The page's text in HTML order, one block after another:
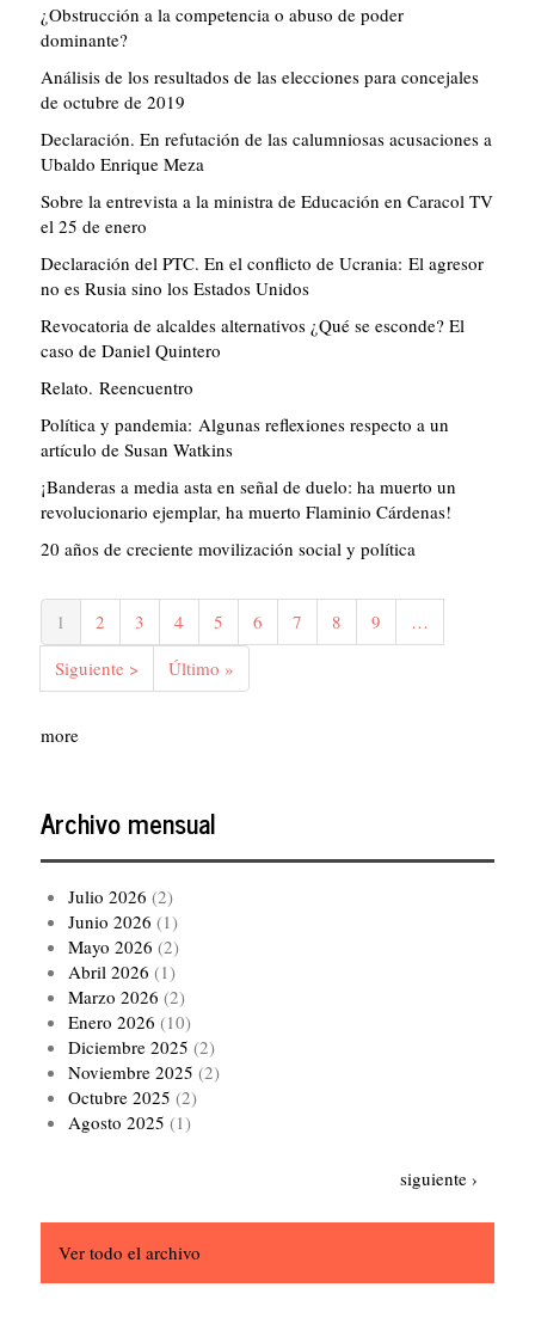
¿Obstrucción a la competencia o abuso de poder
dominante?
Análisis de los resultados de las elecciones para concejales
de octubre de 2019
Declaración. En refutación de las calumniosas acusaciones a
Ubaldo Enrique Meza
Sobre la entrevista a la ministra de Educación en Caracol TV
el 25 de enero
Declaración del PTC. En el conflicto de Ucrania: El agresor
no es Rusia sino los Estados Unidos
Revocatoria de alcaldes alternativos ¿Qué se esconde? El
caso de Daniel Quintero
Relato. Reencuentro
Política y pandemia: Algunas reflexiones respecto a un
artículo de Susan Watkins
¡Banderas a media asta en señal de duelo: ha muerto un
revolucionario ejemplar, ha muerto Flaminio Cárdenas!
20 años de creciente movilización social y política
Paginación
Página
actual
1 Página
2 Página
3 Página
4 Página
5 Página
6 Página
7 Página
8 Página
9
…
Siguiente
página
Siguiente >
Última
página
Último »
more
Archivo mensual
Julio 2026 (2)
Junio 2026 (1)
Mayo 2026 (2)
Abril 2026 (1)
Marzo 2026 (2)
Enero 2026 (10)
Diciembre 2025 (2)
Noviembre 2025 (2)
Octubre 2025 (2)
Agosto 2025 (1)
Siguiente
siguiente ›
Ver todo el archivo